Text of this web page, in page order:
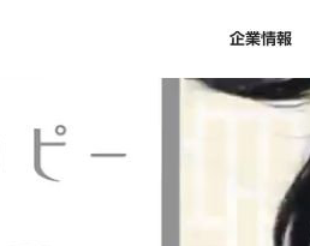
企業情報